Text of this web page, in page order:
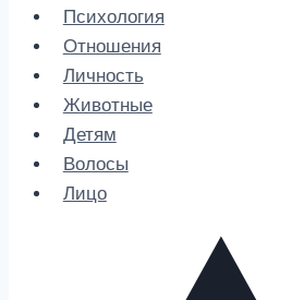
Психология
Отношения
Личность
Животные
Детям
Волосы
Лицо